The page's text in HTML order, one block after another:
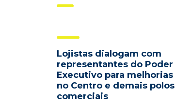
Lojistas dialogam com
representantes do Poder
Executivo para melhorias
no Centro e demais polos
comerciais